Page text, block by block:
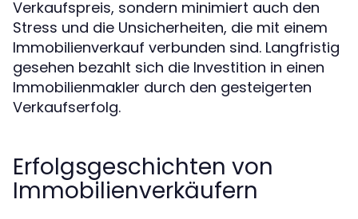
Verkaufspreis, sondern minimiert auch den
Stress und die Unsicherheiten, die mit einem
Immobilienverkauf verbunden sind. Langfristig
gesehen bezahlt sich die Investition in einen
Immobilienmakler durch den gesteigerten
Verkaufserfolg.
Erfolgsgeschichten von
Immobilienverkäufern